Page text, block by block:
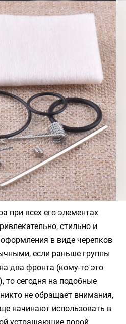
при всех его элементах
стильно и
в виде черепков
если раньше группы
два фронта (кому-то это
то сегодня на подобные
не обращает внимания,
начинают использовать в